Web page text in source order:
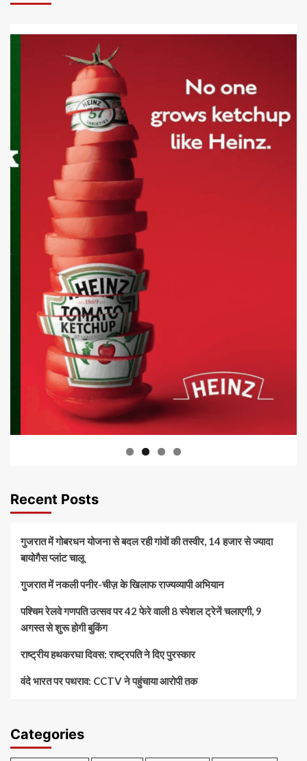
Recent Posts
गुजरात में गोबरधन योजना से बदल रही गांवों की तस्वीर, 14 हजार से ज्यादा
बायोगैस प्लांट चालू
गुजरात में नकली पनीर-चीज़ के खिलाफ राज्यव्यापी अभियान
पश्चिम रेलवे गणपति उत्सव पर 42 फेरे वाली 8 स्पेशल ट्रेनें चलाएगी, 9
अगस्त से शुरू होगी बुकिंग
राष्ट्रीय हथकरघा दिवस: राष्ट्रपति ने दिए पुरस्कार
वंदे भारत पर पथराव: CCTV ने पहुंचाया आरोपी तक
Categories